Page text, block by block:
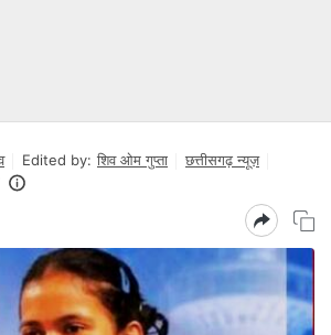
Edited by: शिव ओम गुप्ता
छत्तीसगढ़ न्यूज़